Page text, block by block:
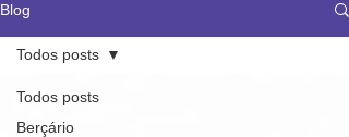
Blog
Todos posts
Berçário
Todos posts